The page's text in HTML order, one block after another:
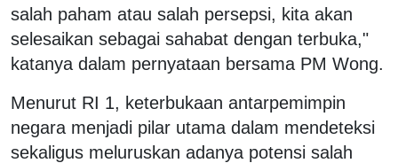
salah paham atau salah persepsi, kita akan
selesaikan sebagai sahabat dengan terbuka,"
katanya dalam pernyataan bersama PM Wong.
Menurut RI 1, keterbukaan antarpemimpin
negara menjadi pilar utama dalam mendeteksi
sekaligus meluruskan adanya potensi salah